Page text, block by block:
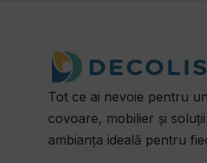
Tot ce ai nevoie pentru
covoare, mobilier și
ambianța ideală pentru